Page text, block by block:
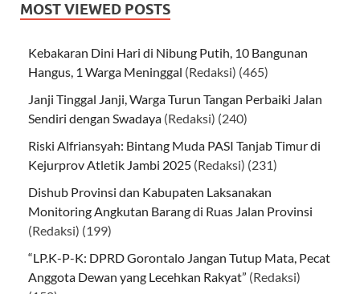
MOST VIEWED POSTS
Kebakaran Dini Hari di Nibung Putih, 10 Bangunan
Hangus, 1 Warga Meninggal (Redaksi) (465)
Janji Tinggal Janji, Warga Turun Tangan Perbaiki Jalan
Sendiri dengan Swadaya (Redaksi) (240)
Riski Alfriansyah: Bintang Muda PASI Tanjab Timur di
Kejurprov Atletik Jambi 2025 (Redaksi) (231)
Dishub Provinsi dan Kabupaten Laksanakan
Monitoring Angkutan Barang di Ruas Jalan Provinsi
(Redaksi) (199)
“LP.K-P-K: DPRD Gorontalo Jangan Tutup Mata, Pecat
Anggota Dewan yang Lecehkan Rakyat” (Redaksi)